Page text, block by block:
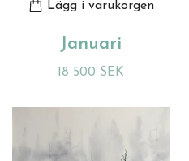
Lägg i varukorgen
Januari
18 500 SEK